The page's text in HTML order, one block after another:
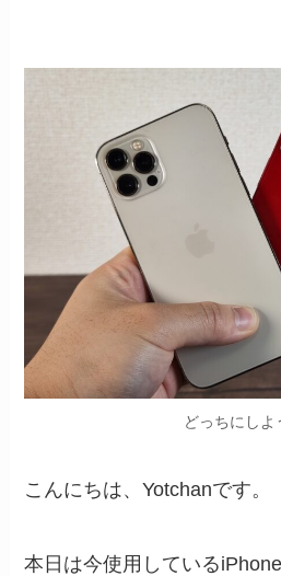
どっちにしよ
こんにちは、Yotchanです。
本日は今使用している